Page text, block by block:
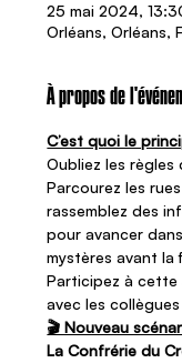
25 mai 2024,
Orléans, Orléans,
À propos de
C’est quoi le
Oubliez les règles
Parcourez les
rassemblez des
pour avancer
mystères avant
Participez à cette
avec les
🎬 Nouveau
La Confrérie du